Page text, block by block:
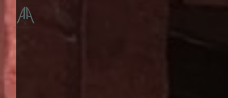
Panneau de gestion des cookies